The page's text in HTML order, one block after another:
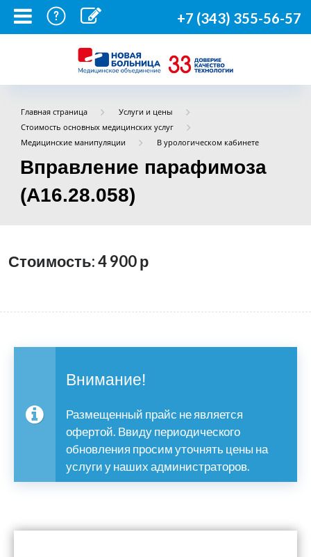
+7 (343) 355-56-57
Главная страница
Услуги и цены
Стоимость основных медицинских услуг
Медицинские манипуляции
В урологическом кабинете
Вправление парафимоза
(A16.28.058)
Стоимость: 4 900р
Внимание!
Размещенный прайс не является
офертой. Ввиду периодического
обновления просим уточнять цены на
услуги у наших администраторов.